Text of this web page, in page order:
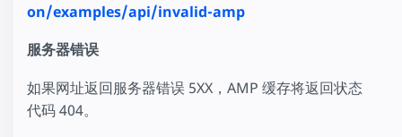
on/examples/api/invalid-amp
服务器错误
如果网址返回服务器错误 5XX，AMP 缓存将返回状态
代码 404。